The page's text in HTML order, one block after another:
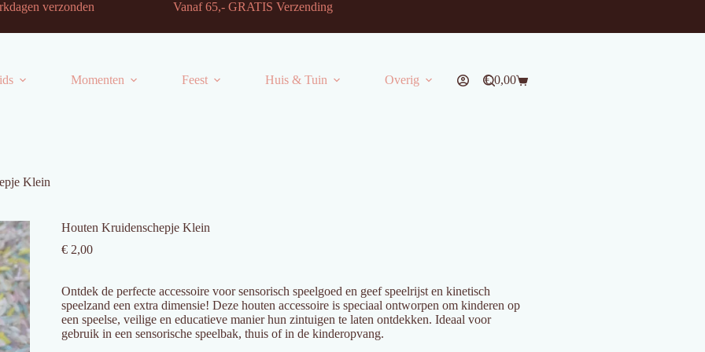
werkdagen verzonden Vanaf 65,- GRATIS Verzending
Momenten Feest Huis & Tuin Overig Winkelwagen
€0,00
Klein
Houten Kruidenschepje Klein
€2,00
Ontdek de perfecte accessoire voor sensorisch speelgoed en geef speelrijst en kinetisch
speelzand een extra dimensie! Deze houten accessoire is speciaal ontworpen om kinderen op
een speelse, veilige en educatieve manier hun zintuigen te laten ontdekken. Ideaal voor
gebruik in een sensorische speelbak, thuis of in de kinderopvang.